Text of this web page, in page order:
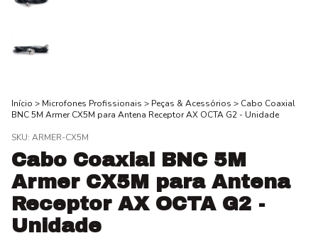
Início > Microfones Profissionais > Peças & Acessórios > Cabo Coaxial
BNC 5M Armer CX5M para Antena Receptor AX OCTA G2 - Unidade
SKU: ARMER-CX5M
Cabo Coaxial BNC 5M
Armer CX5M para Antena
Receptor AX OCTA G2 -
Unidade